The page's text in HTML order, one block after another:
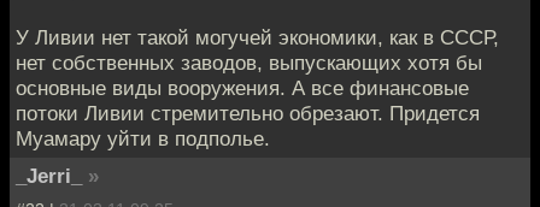
У Ливии нет такой могучей экономики, как в СССР,
нет собственных заводов, выпускающих хотя бы
основные виды вооружения. А все финансовые
потоки Ливии стремительно обрезают. Придется
Муамару уйти в подполье.
_Jerri_
»